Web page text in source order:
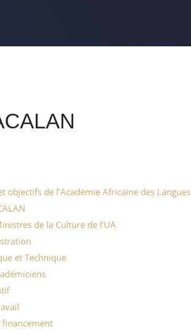
objectifs de l’Académie Africaine des Langues
de la Culture de l’UA
et Technique
financement